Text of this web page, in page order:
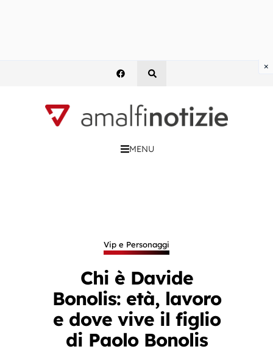
MENU
Vip e Personaggi
Chi è Davide
Bonolis: età, lavoro
e dove vive il figlio
di Paolo Bonolis
×